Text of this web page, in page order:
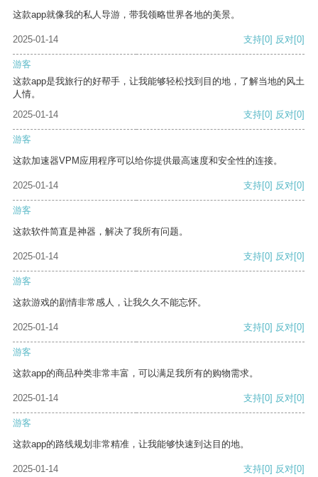
这款app就像我的私人导游，带我领略世界各地的美景。
2025-01-14 支持[0] 反对[0]
游客
这款app是我旅行的好帮手，让我能够轻松找到目的地，了解当地的风土
人情。
2025-01-14
支持[0] 反对[0]
游客
这款加速器VPM应用程序可以给你提供最高速度和安全性的连接。
2025-01-14 支持[0] 反对[0]
游客
这款软件简直是神器，解决了我所有问题。
2025-01-14 支持[0] 反对[0]
游客
这款游戏的剧情非常感人，让我久久不能忘怀。
2025-01-14 支持[0] 反对[0]
游客
这款app的商品种类非常丰富，可以满足我所有的购物需求。
2025-01-14 支持[0] 反对[0]
游客
这款app的路线规划非常精准，让我能够快速到达目的地。
2025-01-14 支持[0] 反对[0]